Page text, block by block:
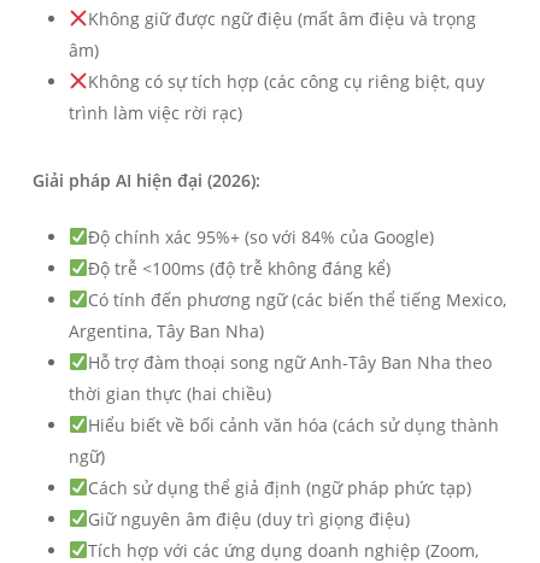
Không giữ được ngữ điệu (mất âm điệu và trọng
âm)
Không có sự tích hợp (các công cụ riêng biệt, quy
trình làm việc rời rạc)
Giải pháp AI hiện đại (2026):
Độ chính xác 95%+ (so với 84% của Google)
Độ trễ <100ms (độ trễ không đáng kể)
Có tính đến phương ngữ (các biến thể tiếng Mexico,
Argentina, Tây Ban Nha)
Hỗ trợ đàm thoại song ngữ Anh-Tây Ban Nha theo
thời gian thực (hai chiều)
Hiểu biết về bối cảnh văn hóa (cách sử dụng thành
ngữ)
Cách sử dụng thể giả định (ngữ pháp phức tạp)
Giữ nguyên âm điệu (duy trì giọng điệu)
Tích hợp với các ứng dụng doanh nghiệp (Zoom,